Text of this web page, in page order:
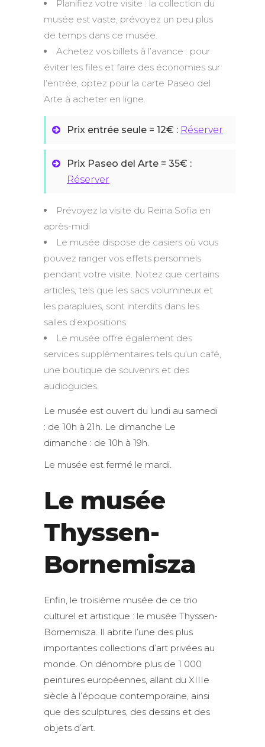
Planifiez votre visite : la collection du
musée est vaste, prévoyez un peu plus
de temps dans ce musée.
Achetez vos billets à l’avance : pour
éviter les files et faire des économies sur
l’entrée, optez pour la carte Paseo del
Arte à acheter en ligne.
Prix entrée seule = 12€ : Réserver
Prix Paseo del Arte = 35€ :
Réserver
Prévoyez la visite du Reina Sofia en
après-midi
Le musée dispose de casiers où vous
pouvez ranger vos effets personnels
pendant votre visite. Notez que certains
articles, tels que les sacs volumineux et
les parapluies, sont interdits dans les
salles d’expositions.
Le musée offre également des
services supplémentaires tels qu’un café,
une boutique de souvenirs et des
audioguides.
Le musée est ouvert du lundi au samedi
: de 10h à 21h. Le dimanche Le
dimanche : de 10h à 19h.
Le musée est fermé le mardi.
Le musée
Thyssen-
Bornemisza
Enfin, le troisième musée de ce trio
culturel et artistique : le musée Thyssen-
Bornemisza. Il abrite l’une des plus
importantes collections d’art privées au
monde. On dénombre plus de 1 000
peintures européennes, allant du XIIIe
siècle à l’époque contemporaine, ainsi
que des sculptures, des dessins et des
objets d’art.